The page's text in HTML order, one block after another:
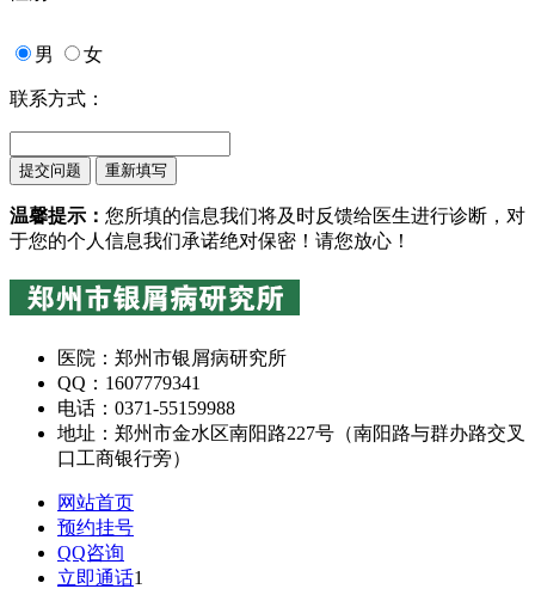
男 女
联系方式：
温馨提示： 您所填的信息我们将及时反馈给医生进行诊断，对
于您的个人信息我们承诺绝对保密！请您放心！
医院：郑州市银屑病研究所
QQ：1607779341
电话：0371-55159988
地址：郑州市金水区南阳路227号（南阳路与群办路交叉
口工商银行旁）
网站首页
预约挂号
QQ咨询
立即通话1